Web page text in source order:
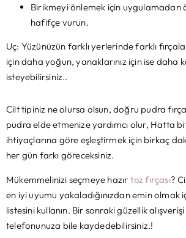
Birikmeyi önlemek için uygulamadan
hafifçe vurun.
Uç: Yüzünüzün farklı yerlerinde farklı
için daha yoğun, yanaklarınız için ise daha
isteyebilirsiniz..
Cilt tipiniz ne olursa olsun, doğru pudra
pudra elde etmenize yardımcı olur, Hatta
ihtiyaçlarına göre eşleştirmek için birkaç
her gün farkı göreceksiniz.
Mükemmelinizi seçmeye hazır toz fırçası?
en iyi uyumu yakaladığınızdan emin olmak
listesini kullanın. Bir sonraki güzellik
telefonunuza bile kaydedebilirsiniz.!